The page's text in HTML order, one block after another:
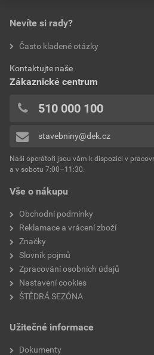
Vše o nákupu
Obchodní podmínky
Reklamace a vrácení zboží
Značky
Slovník pojmů
Zpracování osobních údajů
Nastavení cookies
ŠTĚDRÁ SEZÓNA
Užitečné informace
Dokumenty
Nevíte si rady?
Často kladené otázky
Kontaktujte naše
Zákaznické centrum
510 000 100
stavebniny@dek.cz
Naši operátoři jsou vám k dispozici v
a v sobotu 7:00–11:30.